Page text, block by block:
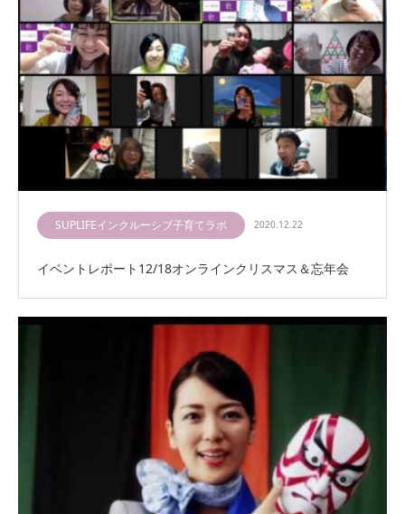
SUPLIFEインクルーシブ子育てラボ 2020.12.22
イベントレポート12/18オンラインクリスマス＆忘年会